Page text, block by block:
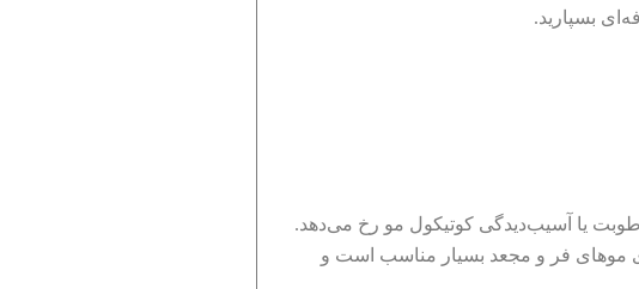
بسپارید.
یا آسیب‌دیدگی کوتیکول مو رخ می‌دهد.
موهای فر و مجعد بسیار مناسب است و